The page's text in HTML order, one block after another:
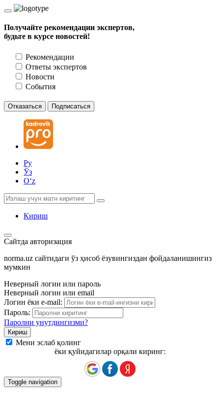
Получайте рекомендации экспертов,
будьте в курсе новостей!
Рекомендации
Ответы экспертов
Новости
События
Отказаться Подписаться
Ру
Ўз
Oʻz
Кириш
Сайтда авторизация
norma.uz сайтидаги ўз ҳисоб ёзувингиздан фойдаланишингиз
мумкин
Неверный логин или пароль
Неверный логин или email
Логин ёки e-mail:
Пароль:
Паролни унутдингизми?
Мени эслаб қолинг
ёки қуйидагилар орқали киринг:
Toggle navigation